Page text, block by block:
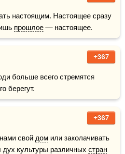
настоящим. Настоящее сразу
прошлое — настоящее.
+367
больше всего стремятся
берегут.
+367
свой дом или заколачивать
дух культуры различных стран